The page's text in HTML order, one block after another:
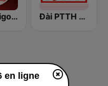
KALI Saigon Radio Đài PTTH Đồng Nai
en ligne